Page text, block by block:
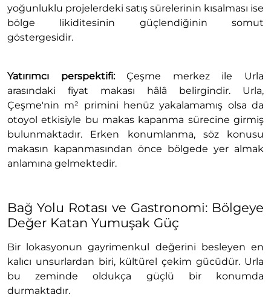
yoğunluklu projelerdeki satış sürelerinin kısalması ise
bölge likiditesinin güçlendiğinin somut
göstergesidir.
Yatırımcı perspektifi:Çeşme merkez ile Urla
arasındaki fiyat makası hâlâ belirgindir. Urla,
Çeşme'nin m² primini henüz yakalamamış olsa da
otoyol etkisiyle bu makas kapanma sürecine girmiş
bulunmaktadır. Erken konumlanma, söz konusu
makasın kapanmasından önce bölgede yer almak
anlamına gelmektedir.
Bağ Yolu Rotası ve Gastronomi: Bölgeye
Değer Katan Yumuşak Güç
Bir lokasyonun gayrimenkul değerini besleyen en
kalıcı unsurlardan biri, kültürel çekim gücüdür. Urla
bu zeminde oldukça güçlü bir konumda
durmaktadır.